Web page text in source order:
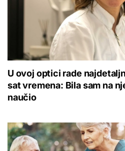
U ovoj optici rade
sat vremena: Bila sam na
naučio